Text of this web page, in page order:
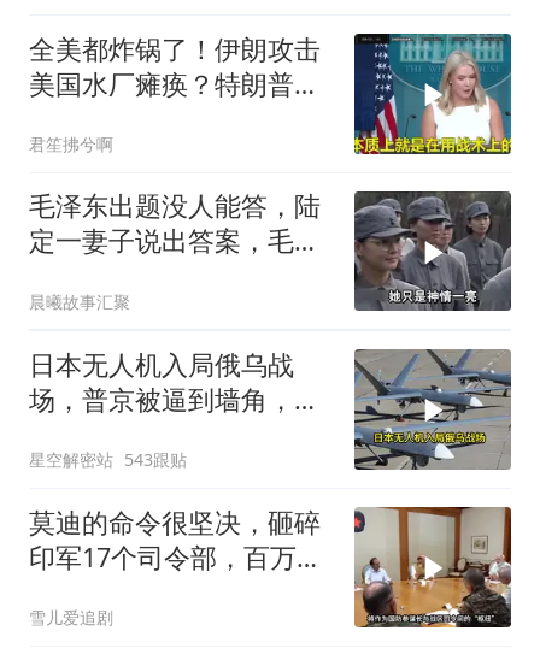
全美都炸锅了！伊朗攻击
美国水厂瘫痪？特朗普却
君笙拂兮啊
毛泽东出题没人能答，陆
定一妻子说出答案，毛主
晨曦故事汇聚
日本无人机入局俄乌战
场，普京被逼到墙角，这
星空解密站 543跟贴
莫迪的命令很坚决，砸碎
印军17个司令部，百万印
雪儿爱追剧